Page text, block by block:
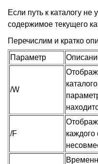
Если путь к каталогу не
содержимое текущего
Перечислим и кратко
Параметр
/W
/F